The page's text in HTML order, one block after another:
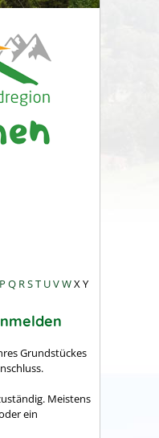
P Q RST UVWXY
Grundstückes
Meistens
ein